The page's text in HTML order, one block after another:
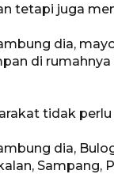
tetapi juga
dia,
di
tidak
dia,
Sampang,